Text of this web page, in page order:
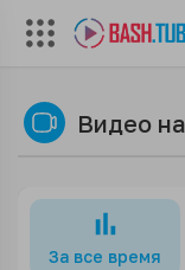
Видео
За все время